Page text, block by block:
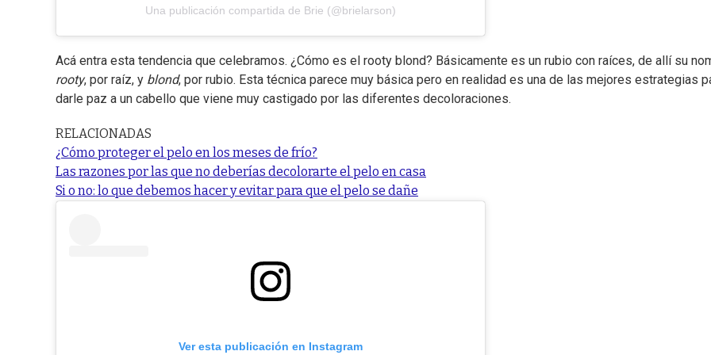
Una publicación compartida de Brie (@brielarson)
Acá entra esta tendencia que celebramos. ¿Cómo es el rooty blond? Básicamente es un rubio con raíces, de allí su
rooty, por raíz, y blond, por rubio. Esta técnica parece muy básica pero en realidad es una de las mejores estrategias
darle paz a un cabello que viene muy castigado por las diferentes decoloraciones.
RELACIONADAS
¿Cómo proteger el pelo en los meses de frío?
Las razones por las que no deberías decolorarte el pelo en casa
Si o no: lo que debemos hacer y evitar para que el pelo se dañe
Ver esta publicación en Instagram